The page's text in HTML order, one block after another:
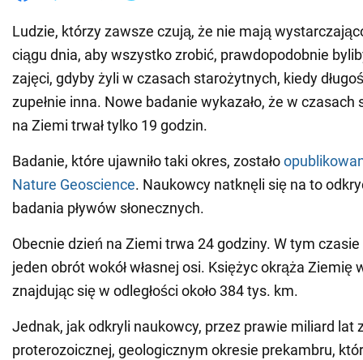
Ludzie, którzy zawsze czują, że nie mają
ciągu dnia, aby wszystko zrobić, prawdopodobnie
zajęci, gdyby żyli w czasach starożytnych, kiedy
zupełnie inna. Nowe badanie wykazało, że w
na Ziemi trwał tylko 19 godzin.
Badanie, które ujawniło taki okres, zostało
Nature Geoscience. Naukowcy natknęli się na to
badania pływów słonecznych.
Obecnie dzień na Ziemi trwa 24 godziny. W tym
jeden obrót wokół własnej osi. Księżyc okrąża Ziemię
znajdując się w odległości około 384 tys. km.
Jednak, jak odkryli naukowcy, przez prawie miliard lat
proterozoicznej, geologicznym okresie prekambru,